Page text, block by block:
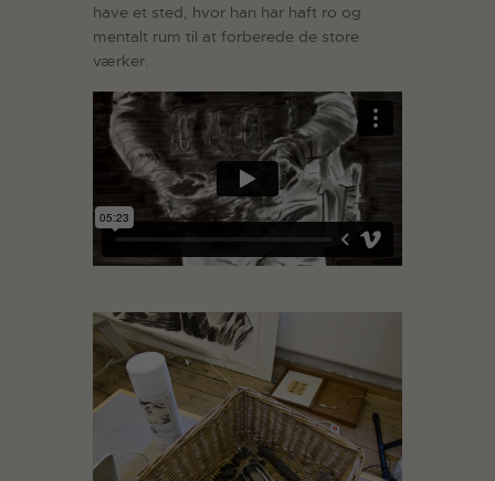
have et sted, hvor han har haft ro og
mentalt rum til at forberede de store
værker.